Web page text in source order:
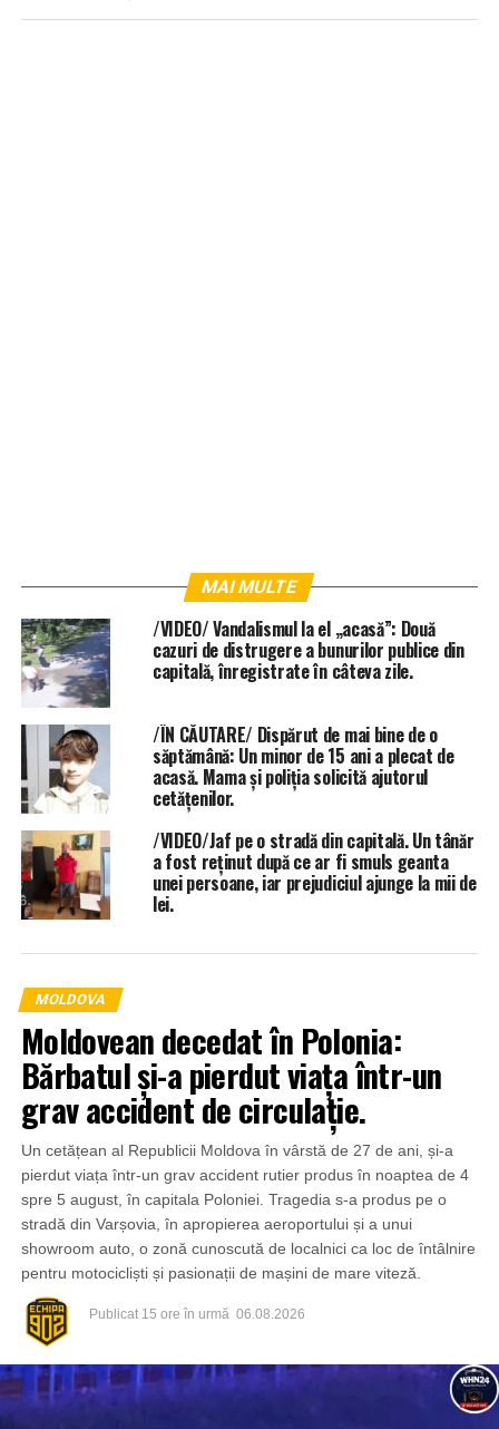
MAI MULTE
/VIDEO/ Vandalismul la el „acasă”: Două
cazuri de distrugere a bunurilor publice din
capitală, înregistrate în câteva zile.
/ÎN CĂUTARE/ Dispărut de mai bine de o
săptămână: Un minor de 15 ani a plecat de
acasă. Mama și poliția solicită ajutorul
cetățenilor.
/VIDEO/Jaf pe o stradă din capitală. Un tânăr
a fost reținut după ce ar fi smuls geanta
unei persoane, iar prejudiciul ajunge la mii de
lei.
MOLDOVA
Moldovean decedat în Polonia:
Bărbatul și-a pierdut viața într-un
grav accident de circulație.
Un cetățean al Republicii Moldova în vârstă de 27 de ani, și-a
pierdut viața într-un grav accident rutier produs în noaptea de 4
spre 5 august, în capitala Poloniei. Tragedia s-a produs pe o
stradă din Varșovia, în apropierea aeroportului și a unui
showroom auto, o zonă cunoscută de localnici ca loc de întâlnire
pentru motocicliști și pasionații de mașini de mare viteză.
Publicat 15 ore în urmă 06.08.2026